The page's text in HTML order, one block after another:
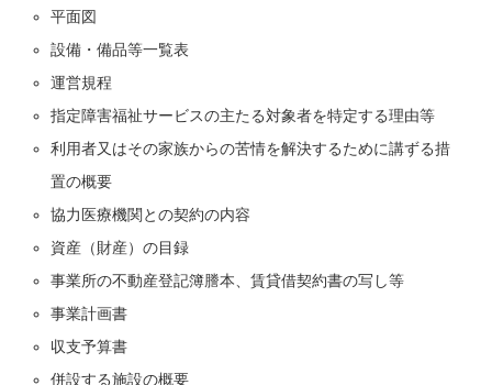
平面図
設備・備品等一覧表
運営規程
指定障害福祉サービスの主たる対象者を特定する理由等
利用者又はその家族からの苦情を解決するために講ずる措
置の概要
協力医療機関との契約の内容
資産（財産）の目録
事業所の不動産登記簿謄本、賃貸借契約書の写し等
事業計画書
収支予算書
併設する施設の概要